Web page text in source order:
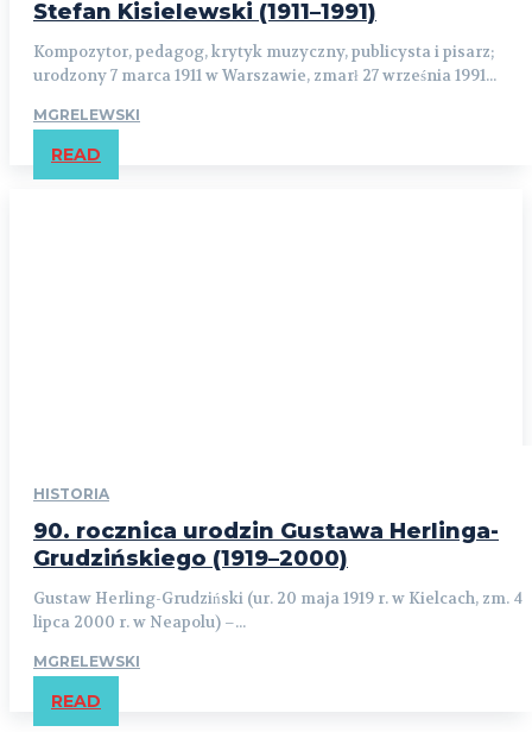
Stefan Kisielewski (1911–1991)
Kompozytor, pedagog, krytyk muzyczny, publicysta i pisarz;
urodzony 7 marca 1911 w Warszawie, zmarł 27 września 1991...
MGRELEWSKI
READ
HISTORIA
90. rocznica urodzin Gustawa Herlinga-
Grudzińskiego (1919–2000)
Gustaw Herling-Grudziński (ur. 20 maja 1919 r. w Kielcach, zm. 4
lipca 2000 r. w Neapolu) –...
MGRELEWSKI
READ